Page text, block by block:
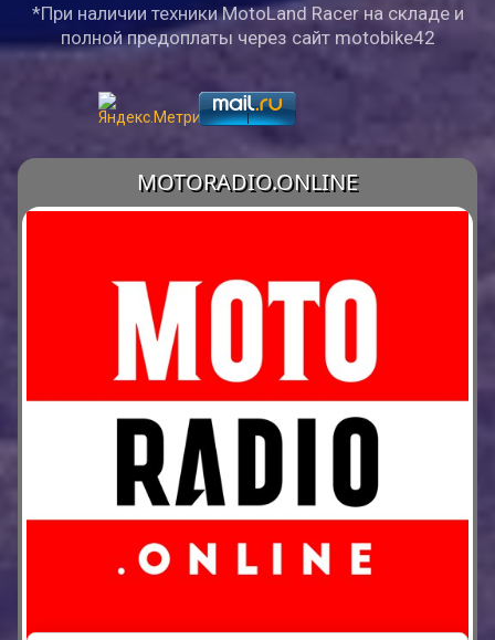
*При наличии техники MotoLand Racer на складе и
полной предоплаты через сайт motobike42
MOTORADIO.ONLINE